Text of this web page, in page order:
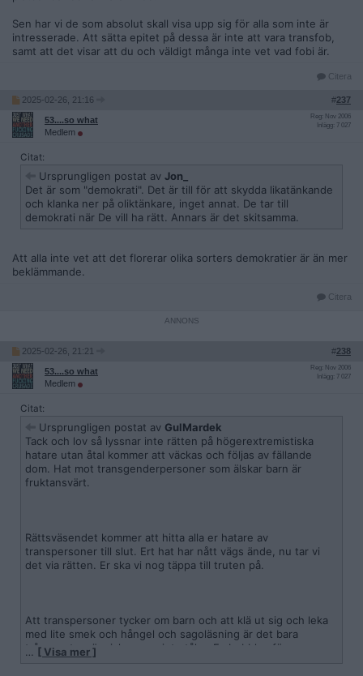
Sen har vi de som absolut skall visa upp sig för alla som inte är
intresserade. Att sätta epitet på dessa är inte att vara transfob,
samt att det visar att du och väldigt många inte vet vad fobi är.
Citera
2025-02-26, 21:16 #237
53....so what
Medlem
Reg: Nov 2006
Inlägg: 7 027
Citat:
Ursprungligen postat av Jon_
Det är som "demokrati". Det är till för att skydda likatänkande
och klanka ner på oliktänkare, inget annat. De tar till
demokrati när De vill ha rätt. Annars är det skitsamma.
Att alla inte vet att det florerar olika sorters demokratier är än mer
beklämmande.
Citera
2025-02-26, 21:21 #238
53....so what
Medlem
Reg: Nov 2006
Inlägg: 7 027
Citat:
Ursprungligen postat av GulMardek
Tack och lov så lyssnar inte rätten på högerextremistiska
hatare utan åtal kommer att väckas och följas av fällande
dom. Hat mot transgenderpersoner som älskar barn är
fruktansvärt.
Rättsväsendet kommer att hitta alla er hatare av
transpersoner till slut. Ert hat har nått vägs ände, nu tar vi
det via rätten. Er ska vi nog täppa till truten på.
Att transpersoner tycker om barn och att klä ut sig och leka
med lite smek och hångel och sagoläsning är det bara
trångsynta människor som inte tåler. Fy bubblan för
antidemokratisk trångsynthet.
… [ Visa mer ]